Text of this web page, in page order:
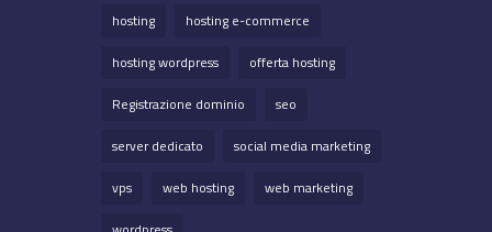
hosting
hosting e-commerce
hosting wordpress
offerta hosting
Registrazione dominio
seo
server dedicato
social media marketing
vps
web hosting
web marketing